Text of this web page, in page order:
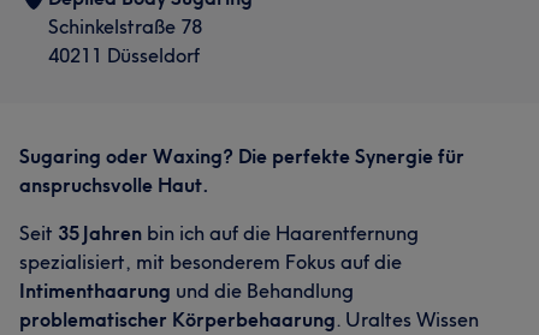
Schinkelstraße 78
40211 Düsseldorf
Sugaring oder Waxing? Die perfekte Synergie für
anspruchsvolle Haut.
Seit 35 Jahren bin ich auf die Haarentfernung
spezialisiert, mit besonderem Fokus auf die
Intimenthaarung und die Behandlung
problematischer Körperbehaarung. Uraltes Wissen